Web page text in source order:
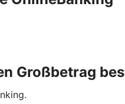
Großbetrag